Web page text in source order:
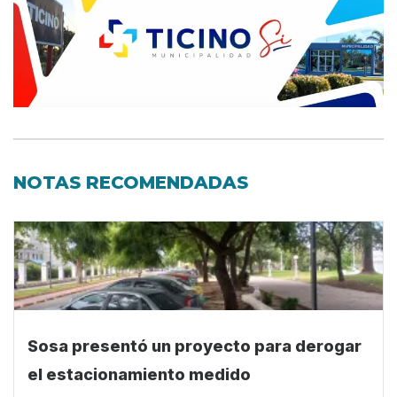
NOTAS RECOMENDADAS
Sosa presentó un proyecto para derogar
el estacionamiento medido